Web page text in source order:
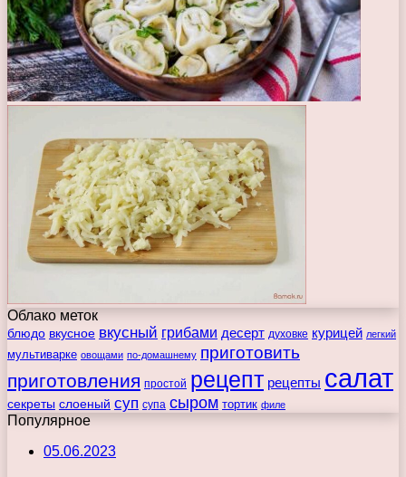
Облако меток
блюдо вкусное вкусный грибами десерт духовке курицей легкий
мультиварке овощами по-домашнему приготовить
приготовления простой рецепт рецепты салат
секреты слоеный суп супа сыром тортик филе
Популярное
05.06.2023